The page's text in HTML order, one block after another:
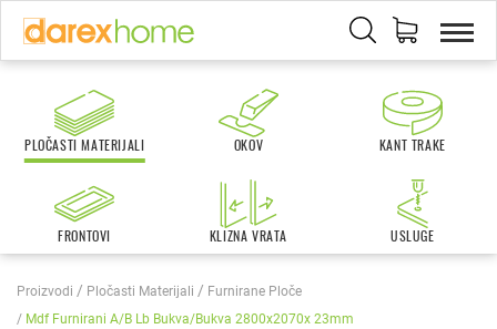
PLOČASTI MATERIJALI OKOV KANT TRAKE
FRONTOVI KLIZNA VRATA USLUGE
Proizvodi Pločasti Materijali
Furnirane Ploče
Mdf Furnirani A/b Lb Bukva/bukva 2800x2070x 23mm